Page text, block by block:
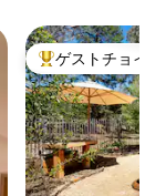
大好評のゲスト
ゲストチョイス